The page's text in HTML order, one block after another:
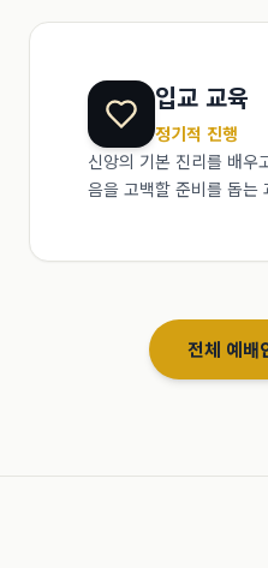
입교 교육
정기적 진행
신앙의 기본 진리를 배우
음을 고백할 준비를 돕는
전체 예배